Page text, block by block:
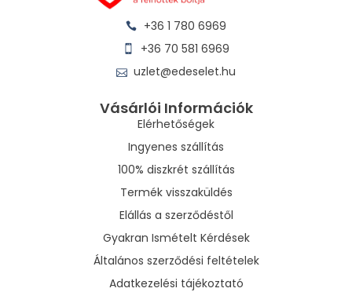
+36 1 780 6969
+36 70 581 6969
uzlet@edeselet.hu
Vásárlói Információk
Elérhetőségek
Ingyenes szállítás
100% diszkrét szállítás
Termék visszaküldés
Elállás a szerződéstől
Gyakran Ismételt Kérdések
Általános szerződési feltételek
Adatkezelési tájékoztató